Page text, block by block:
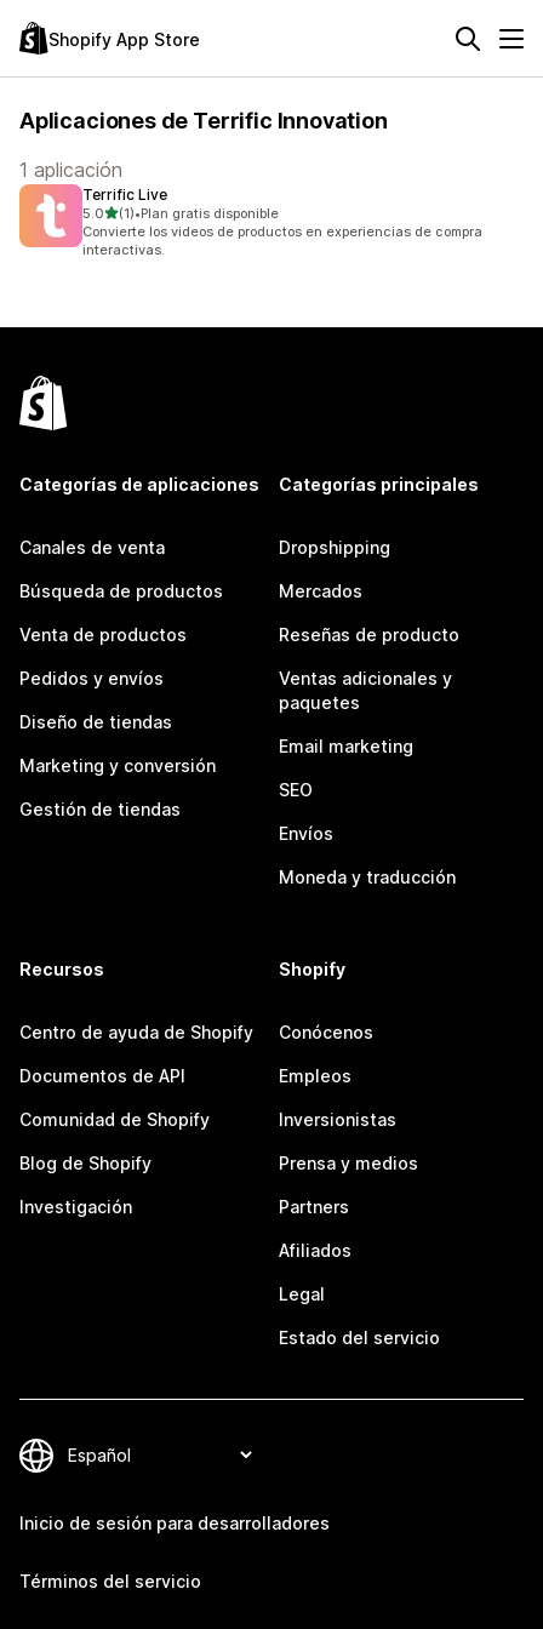
Shopify App Store
Aplicaciones de Terrific Innovation
1 aplicación
Terrific Live
5.0de 5 estrellas
(1)
1 reseñas en total
•Plan gratis disponible
Convierte los videos de productos en experiencias de compra
interactivas.
Categorías de aplicaciones
Canales de venta
Búsqueda de productos
Venta de productos
Pedidos y envíos
Diseño de tiendas
Marketing y conversión
Gestión de tiendas
Categorías principales
Dropshipping
Mercados
Reseñas de producto
Ventas adicionales y
paquetes
Email marketing
SEO
Envíos
Moneda y traducción
Recursos
Centro de ayuda de Shopify
Documentos de API
Comunidad de Shopify
Blog de Shopify
Investigación
Shopify
Conócenos
Empleos
Inversionistas
Prensa y medios
Partners
Afiliados
Legal
Estado del servicio
Inicio de sesión para desarrolladores
Términos del servicio